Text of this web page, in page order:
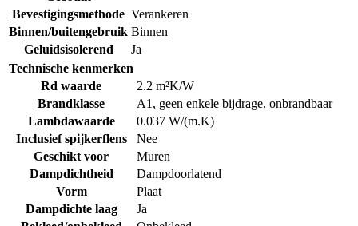
Bevestigingsmethode Verankeren
Binnen/buitengebruik Binnen
Geluidsisolerend
Ja
Technische kenmerken
Rd waarde
2.2 m²K/W
Brandklasse
A1, geen enkele bijdrage, onbrandbaar
Lambdawaarde
0.037 W/(m.K)
Inclusief spijkerflens
Nee
Geschikt voor
Muren
Dampdichtheid
Dampdoorlatend
Vorm
Plaat
Dampdichte laag
Ja